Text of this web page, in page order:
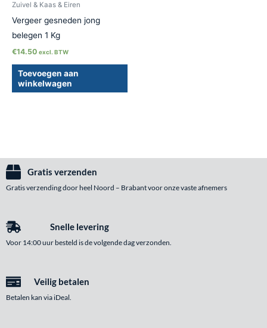
Zuivel & Kaas & Eiren
Vergeer gesneden jong
belegen 1 Kg
€14.50 excl. BTW
Toevoegen aan
winkelwagen
Gratis verzenden
Gratis verzending door heel Noord – Brabant voor onze vaste afnemers
Snelle levering
Voor 14:00 uur besteld is de volgende dag verzonden.
Veilig betalen
Betalen kan via iDeal.